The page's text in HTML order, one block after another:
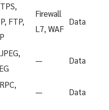
FTP,
Firewall
L7, WAF
Data
— Data
— Data